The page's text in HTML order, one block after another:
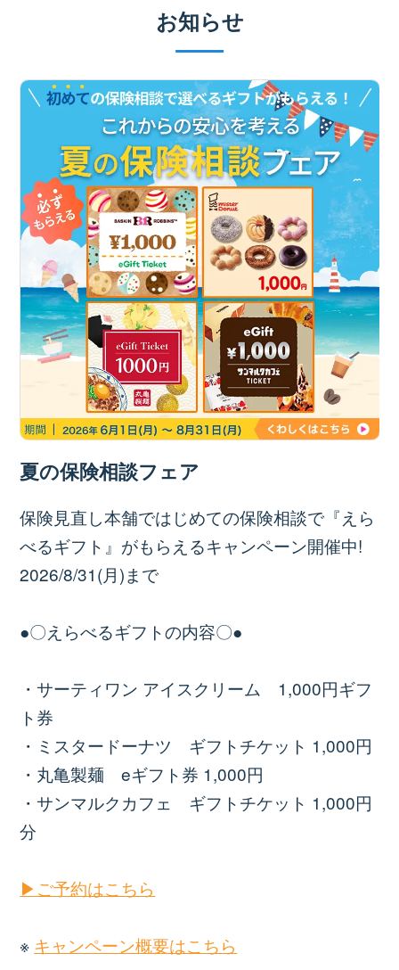
お知らせ
夏の保険相談フェア
保険見直し本舗ではじめての保険相談で『えら
べるギフト』がもらえるキャンペーン開催中!
2026/8/31(月)まで
●〇えらべるギフトの内容〇●
・サーティワン アイスクリーム 1,000円ギフ
ト券
・ミスタードーナツ ギフトチケット 1,000円
・丸亀製麺 eギフト券 1,000円
・サンマルクカフェ ギフトチケット 1,000円
分
▶ご予約はこちら
※ キャンペーン概要はこちら